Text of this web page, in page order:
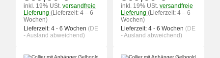
inkl. 19% USt. versandfreie
Lieferung (Lieferzeit: 4 – 6
Wochen)
Lieferzeit: 4 - 6 Wochen (DE
- Ausland abweichend)
inkl. 19% USt. versandfreie
Lieferung (Lieferzeit: 4 – 6
Wochen)
Lieferzeit: 4 - 6 Wochen (DE
- Ausland abweichend)